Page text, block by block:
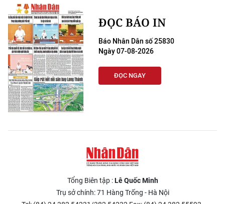
ĐỌC BÁO IN
Báo Nhân Dân số 25830
Ngày 07-08-2026
ĐỌC NGAY
Tổng Biên tập :Lê Quốc Minh
Trụ sở chính: 71 Hàng Trống - Hà Nội